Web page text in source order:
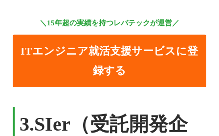
＼15年超の実績を持つレバテックが運営／
ITエンジニア就活支援サービスに登
録する
3.SIer（受託開発企